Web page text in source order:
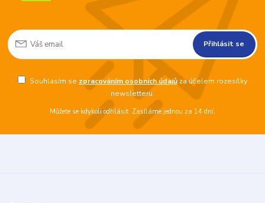
Přihlásit se
Souhlasím se zpracováním osobních údajůza účelem rozesílky
newsletteru.
Můžete se kdykoli odhlásit. Zasíláme jednou za 14 dní.